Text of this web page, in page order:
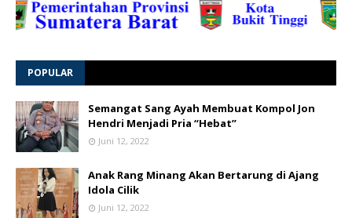
POPULAR
Semangat Sang Ayah Membuat Kompol Jon
Hendri Menjadi Pria “Hebat”
Juni 12, 2022
Anak Rang Minang Akan Bertarung di Ajang
Idola Cilik
Juni 12, 2022